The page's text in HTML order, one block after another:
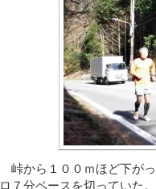
峠から１００ｍほど下が
ロ７分ペースを切っていた